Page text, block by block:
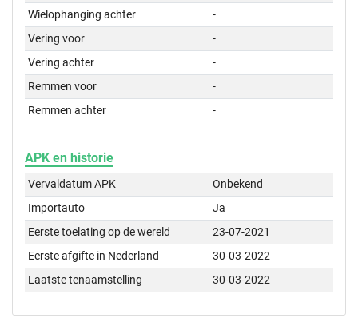
Wielophanging achter
-
Vering voor
-
Vering achter
-
Remmen voor
-
Remmen achter
-
APK en historie
Vervaldatum APK
Onbekend
Importauto
Ja
Eerste toelating op de wereld
23-07-2021
Eerste afgifte in Nederland
30-03-2022
Laatste tenaamstelling
30-03-2022